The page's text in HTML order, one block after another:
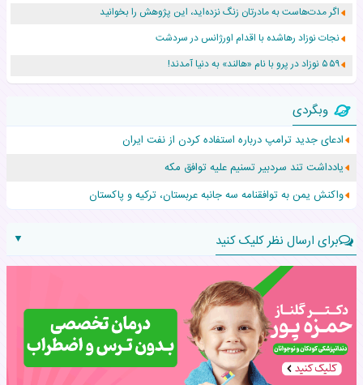
اگر مدت‌هاست به مادرتان زنگ نزده‌اید، این پژوهش را بخوانید
نجات نوزاد رهاشده با اقدام اورژانس در سردشت
۵۵۹ نوزاد در پرو با نام «هالند» به دنیا آمدند!
زن ۲۴ ساله پس از درمان سرطان رحم، مادر شد
افزایش قد این دختر، چند میلیون دلار برای پدرش خرج داشته
حرکت غیرقانونی یک پرستار، جان دوقلوها را نجات داد!
عجیب‌ترین تولد در ۵/۵/۵ امسال که همه را شوکه کرد!
وبگردی
ادعای جدید ترامپ درباره استفاده کردن از نفت ایران
یادداشت تند سردبیر تسنیم علیه توافق مکه
واکنش یمن به توافقنامه سه جانبه عربستان، ترکیه و پاکستان
برای ارسال نظر کلیک کنید
▼
نام:
نظر: